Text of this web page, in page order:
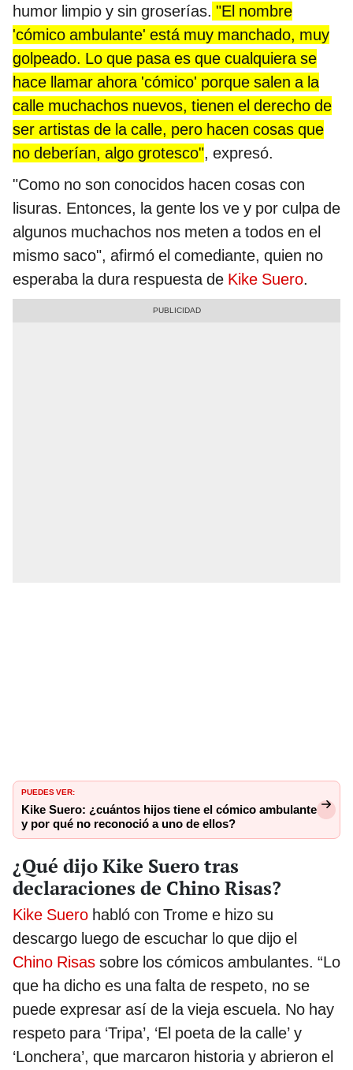
humor limpio y sin groserías. "El nombre
'cómico ambulante' está muy manchado, muy
golpeado. Lo que pasa es que cualquiera se
hace llamar ahora 'cómico' porque salen a la
calle muchachos nuevos, tienen el derecho de
ser artistas de la calle, pero hacen cosas que
no deberían, algo grotesco", expresó.
"Como no son conocidos hacen cosas con
lisuras. Entonces, la gente los ve y por culpa de
algunos muchachos nos meten a todos en el
mismo saco", afirmó el comediante, quien no
esperaba la dura respuesta de Kike Suero.
PUEDES VER:
Kike Suero: ¿cuántos hijos tiene el cómico ambulante
y por qué no reconoció a uno de ellos?
¿Qué dijo Kike Suero tras
declaraciones de Chino Risas?
Kike Suero habló con Trome e hizo su
descargo luego de escuchar lo que dijo el
Chino Risas sobre los cómicos ambulantes. “Lo
que ha dicho es una falta de respeto, no se
puede expresar así de la vieja escuela. No hay
respeto para ‘Tripa’, ‘El poeta de la calle’ y
‘Lonchera’, que marcaron historia y abrieron el